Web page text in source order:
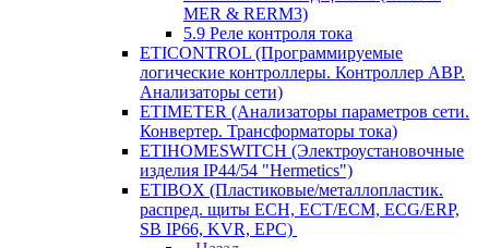
MER & RERM3)
5.9 Реле контроля тока
ETICONTROL (Программируемые
логические контроллеры. Контроллер АВР.
Анализаторы сети)
ETIMETER (Анализаторы параметров сети.
Конвертер. Трансформаторы тока)
ETIHOMESWITCH (Электроустановочные
изделия IP44/54 "Hermetics")
ETIBOX (Пластиковые/металлопластик.
распред. щиты ECH, ECT/ECM, ECG/ERP,
SB IP66, KVR, EPC)